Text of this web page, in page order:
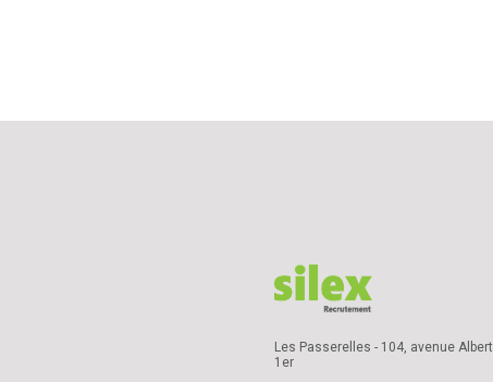
Les Passerelles - 104, avenue Albert
1er